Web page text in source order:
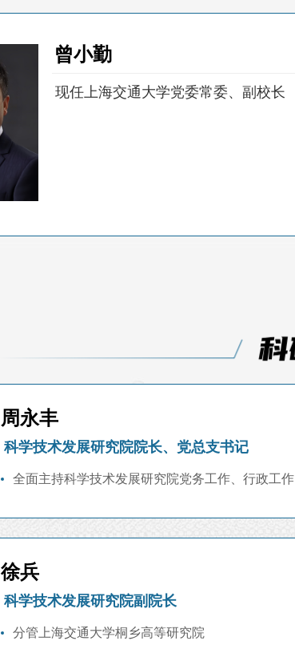
曾小勤
现任上海交通大学党委常委、副校长
周永丰
科学技术发展研究院院长、党总支书记
全面主持科学技术发展研究院党务工作、行政工作
徐兵
科学技术发展研究院副院长
分管上海交通大学桐乡高等研究院